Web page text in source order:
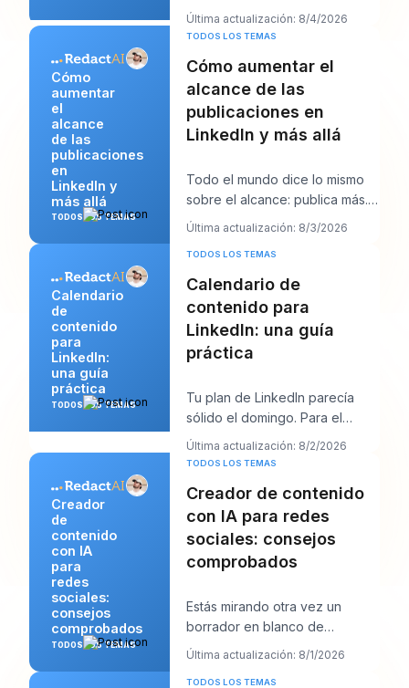
entonces empieza el trabajo.
Aparecen unos cuant
Última actualización: 8/4/2026
Cómo
aumentar
el
alcance
de las
publicaciones
en
LinkedIn y
más allá
TODOS LOS TEMAS
TODOS LOS TEMAS
Cómo aumentar el
alcance de las
publicaciones en
LinkedIn y más allá
Todo el mundo dice lo mismo
sobre el alcance: publica más.
Ese consejo suena productivo,
Última actualización: 8/3/2026
Calendario
de
contenido
para
LinkedIn:
una guía
práctica
TODOS LOS TEMAS
TODOS LOS TEMAS
Calendario de
contenido para
LinkedIn: una guía
práctica
Tu plan de LinkedIn parecía
sólido el domingo. Para el
jueves, la cola está vacía, el
gancho que te
Última actualización: 8/2/2026
Creador
de
contenido
con IA
para
redes
sociales:
consejos
comprobados
TODOS LOS TEMAS
TODOS LOS TEMAS
Creador de contenido
con IA para redes
sociales: consejos
comprobados
Estás mirando otra vez un
borrador en blanco de
LinkedIn, con una llamada con
Última actualización: 8/1/2026
TODOS LOS TEMAS